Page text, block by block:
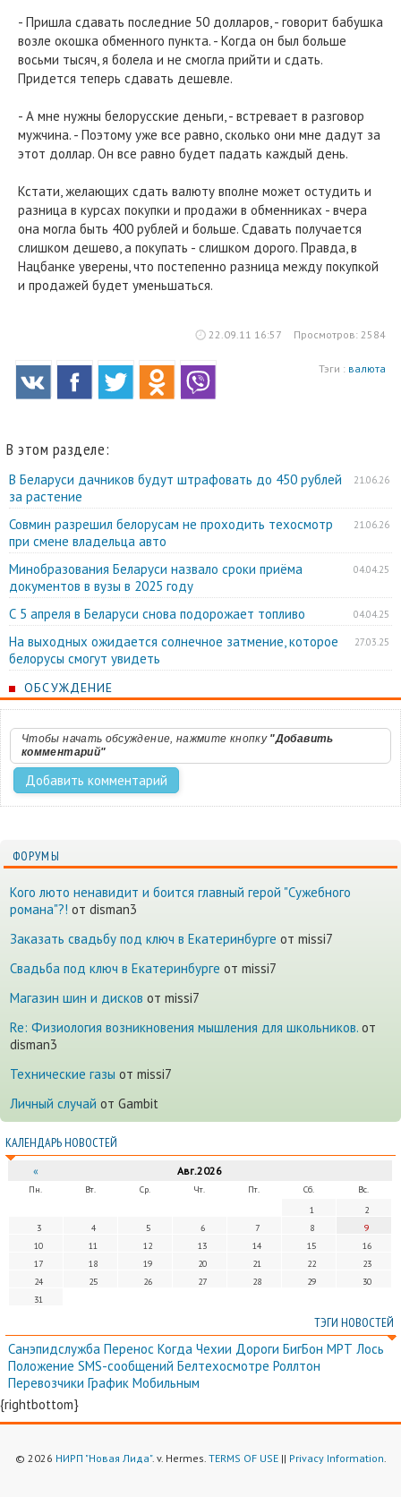
- Пришла сдавать последние 50 долларов, - говорит бабушка
возле окошка обменного пункта. - Когда он был больше
восьми тысяч, я болела и не смогла прийти и сдать.
Придется теперь сдавать дешевле.
- А мне нужны белорусские деньги, - встревает в разговор
мужчина. - Поэтому уже все равно, сколько они мне дадут за
этот доллар. Он все равно будет падать каждый день.
Кстати, желающих сдать валюту вполне может остудить и
разница в курсах покупки и продажи в обменниках - вчера
она могла быть 400 рублей и больше. Сдавать получается
слишком дешево, а покупать - слишком дорого. Правда, в
Нацбанке уверены, что постепенно разница между покупкой
и продажей будет уменьшаться.
22.09.11 16:57 Просмотров: 2584
Тэги : валюта
В этом разделе:
21.06.26
В Беларуси дачников будут штрафовать до 450 рублей
за растение
21.06.26
Совмин разрешил белорусам не проходить техосмотр
при смене владельца авто
04.04.25
Минобразования Беларуси назвало сроки приёма
документов в вузы в 2025 году
04.04.25
С 5 апреля в Беларуси снова подорожает топливо
27.03.25
На выходных ожидается солнечное затмение, которое
белорусы смогут увидеть
ОБСУЖДЕНИЕ
Чтобы начать обсуждение, нажмите кнопку "Добавить
комментарий"
ФОРУМЫ
Кого люто ненавидит и боится главный герой "Сужебного
романа"?! от disman3
Заказать свадьбу под ключ в Екатеринбурге от missi7
Cвадьба под ключ в Екатеринбурге от missi7
Магазин шин и дисков от missi7
Re: Физиология возникновения мышления для школьников. от
disman3
Технические газы от missi7
Личный случай от Gambit
КАЛЕНДАРЬ НОВОСТЕЙ
« Авг.2026
Пн. Вт. Ср. Чт. Пт. Сб.
Вс.
1
2
3
4 5 6 7 8
9
10
11 12 13 14 15
16
17
18 19 20 21 22
23
24
25 26 27 28 29
30
31
ТЭГИ НОВОСТЕЙ
Санэпидслужба Перенос Когда Чехии Дороги БигБон МРТ Лось
Положение SMS-сообщений Белтехосмотре Роллтон
Перевозчики График Мобильным
{rightbottom}
© 2026 НИРП "Новая Лида". v. Hermes. TERMS OF USE|| Privacy Information.